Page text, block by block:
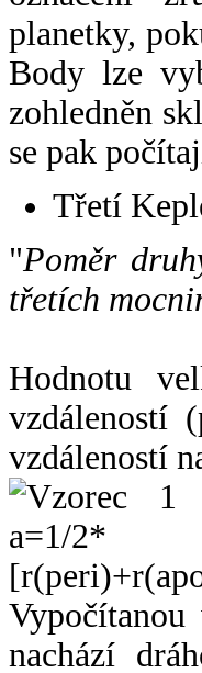
planetky,
Body lze
zohledněn
se pak
Třetí
"Poměr
třetích
Hodnotu
vzdáleností
vzdáleností
Vypočítanou
nachází